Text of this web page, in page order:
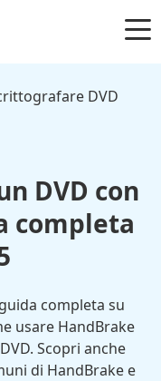
DVD
DVD con
completa
completa su
usare HandBrake
Scopri anche
di HandBrake e